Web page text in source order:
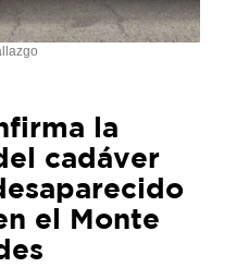
la
cadáver
el Monte